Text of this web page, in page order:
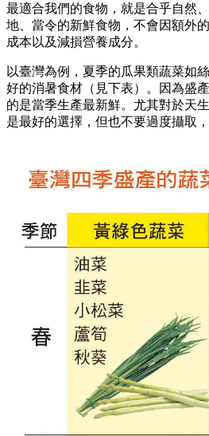
最適合我們的食物，就是合乎自然
地、當令的新鮮食物，不會因額外
成本以及減損營養成分。
以臺灣為例，夏季的瓜果類蔬菜如
好的消暑食材（見下表）。因為盛
的是當季生產最新鮮。尤其對於天
是最好的選擇，但也不要過度攝取